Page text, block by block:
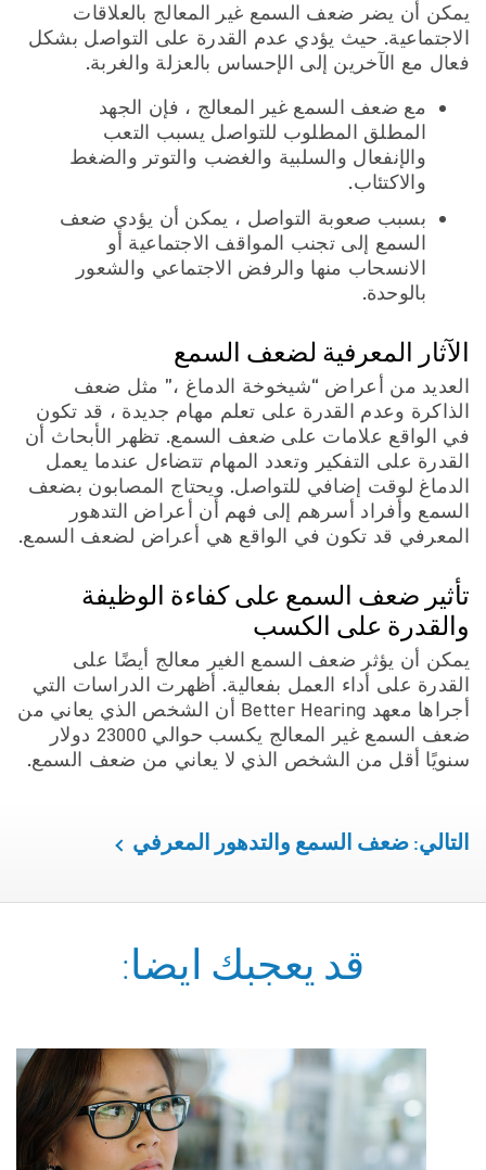
يمكن أن يضر ضعف السمع غير المعالج بالعلاقات
الاجتماعية. حيث يؤدي عدم القدرة على التواصل بشكل
فعال مع الآخرين إلى الإحساس بالعزلة والغربة.
مع ضعف السمع غير المعالج ، فإن الجهد
المطلق المطلوب للتواصل يسبب التعب
والإنفعال والسلبية والغضب والتوتر والضغط
والاكتئاب.
بسبب صعوبة التواصل ، يمكن أن يؤدي ضعف
السمع إلى تجنب المواقف الاجتماعية أو
الانسحاب منها والرفض الاجتماعي والشعور
بالوحدة.
الآثار المعرفية لضعف السمع
العديد من أعراض “شيخوخة الدماغ ،” مثل ضعف
الذاكرة وعدم القدرة على تعلم مهام جديدة ، قد تكون
في الواقع علامات على ضعف السمع. تظهر الأبحاث أن
القدرة على التفكير وتعدد المهام تتضاءل عندما يعمل
الدماغ لوقت إضافي للتواصل. ويحتاج المصابون بضعف
السمع وأفراد أسرهم إلى فهم أن أعراض التدهور
المعرفي قد تكون في الواقع هي أعراض لضعف السمع.
تأثير ضعف السمع على كفاءة الوظيفة
والقدرة على الكسب
يمكن أن يؤثر ضعف السمع الغير معالج أيضًا على
القدرة على أداء العمل بفعالية. أظهرت الدراسات التي
أجراها معهد Better Hearing أن الشخص الذي يعاني من
ضعف السمع غير المعالج يكسب حوالي 23000 دولار
سنويًا أقل من الشخص الذي لا يعاني من ضعف السمع.
التالي: ضعف السمع والتدهور المعرفي
قد يعجبك ايضا: